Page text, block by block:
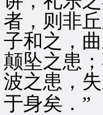
者，则非
子和之，
颠坠之患
波之患，
于身矣．”